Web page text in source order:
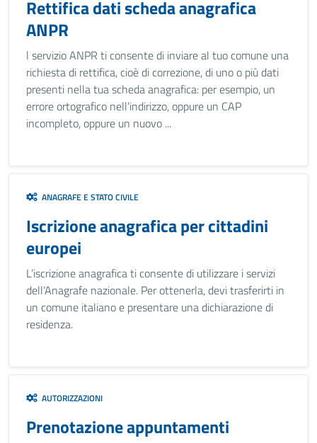
Rettifica dati scheda anagrafica
ANPR
l servizio ANPR ti consente di inviare al tuo comune una
richiesta di rettifica, cioè di correzione, di uno o più dati
presenti nella tua scheda anagrafica: per esempio, un
errore ortografico nell’indirizzo, oppure un CAP
incompleto, oppure un nuovo ...
ANAGRAFE E STATO CIVILE
Iscrizione anagrafica per cittadini
europei
L’iscrizione anagrafica ti consente di utilizzare i servizi
dell’Anagrafe nazionale. Per ottenerla, devi trasferirti in
un comune italiano e presentare una dichiarazione di
residenza.
AUTORIZZAZIONI
Prenotazione appuntamenti